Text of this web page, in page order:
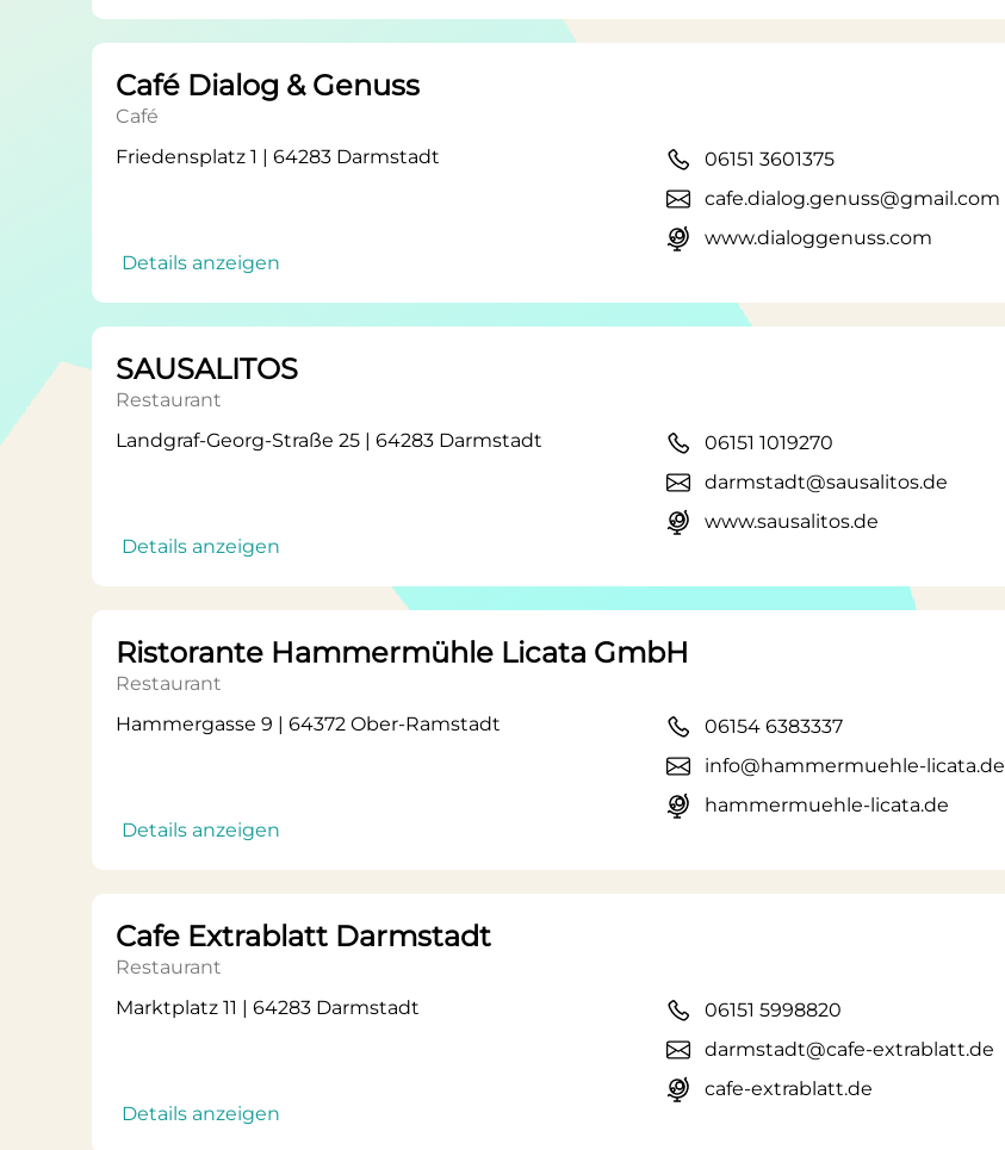
Café Dialog & Genuss
Café
Friedensplatz 1 | 64283 Darmstadt
Details anzeigen
06151 3601375
cafe.dialog.genuss@gmail.com
www.dialoggenuss.com
SAUSALITOS
Restaurant
Landgraf-Georg-Straße 25 | 64283 Darmstadt
Details anzeigen
06151 1019270
darmstadt@sausalitos.de
www.sausalitos.de
Ristorante Hammermühle Licata GmbH
Restaurant
Hammergasse 9 | 64372 Ober-Ramstadt
Details anzeigen
06154 6383337
info@hammermuehle-licata.de
hammermuehle-licata.de
Cafe Extrablatt Darmstadt
Restaurant
Marktplatz 11 | 64283 Darmstadt
Details anzeigen
06151 5998820
darmstadt@cafe-extrablatt.de
cafe-extrablatt.de